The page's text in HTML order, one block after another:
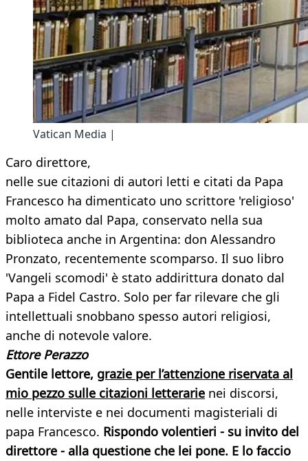
Vatican Media |
Caro direttore,
nelle sue citazioni di autori letti e citati da Papa
Francesco ha dimenticato uno scrittore 'religioso'
molto amato dal Papa, conservato nella sua
biblioteca anche in Argentina: don Alessandro
Pronzato, recentemente scomparso. Il suo libro
'Vangeli scomodi' è stato addirittura donato dal
Papa a Fidel Castro. Solo per far rilevare che gli
intellettuali snobbano spesso autori religiosi,
anche di notevole valore.
Ettore Perazzo
Gentile lettore, grazie per l’attenzione riservata al
mio pezzo sulle citazioni letterarie nei discorsi,
nelle interviste e nei documenti magisteriali di
papa Francesco. Rispondo volentieri - su invito del
direttore - alla questione che lei pone. E lo faccio